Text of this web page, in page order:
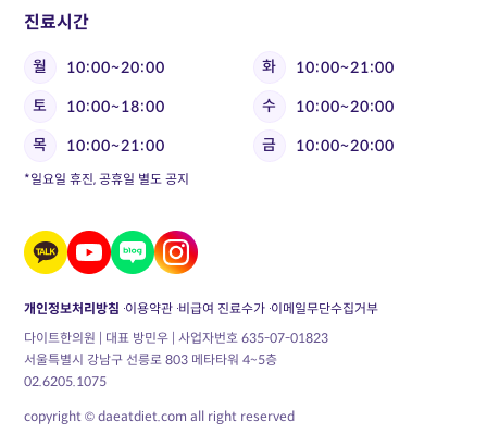
진료시간
월 10:00~20:00 화
10:00~21:00
토
10:00~18:00 수
10:00~20:00
목
10:00~21:00 금 10:00~20:00
*일요일 휴진, 공휴일 별도 공지
개인정보처리방침 이용약관 비급여 진료수가 이메일무단수집거부
다이트한의원 | 대표 방민우 | 사업자번호 635-07-01823
서울특별시 강남구 선릉로 803 메타타워 4~5층
02.6205.1075
copyright © daeatdiet.com all right reserved